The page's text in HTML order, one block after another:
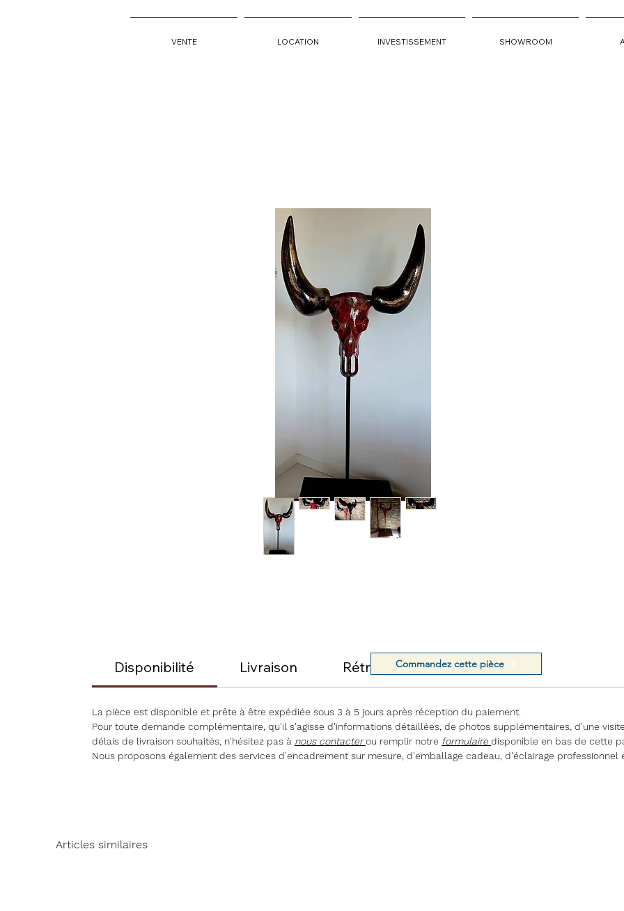
VENTE LOCATION INVESTISSEMENT SHOWROOM
Disponibilité Livraison Rétractation
La pièce est disponible et prête à être expédiée sous 3 à 5 jours après réception du paiement.
Pour toute demande complémentaire, qu'il s'agisse d'informations détaillées, de photos supplémentaires, d'une
délais de livraison souhaités, n'hésitez pas à nous contacterou remplir notre formulaire disponible en bas de cette
Nous proposons également des services d'encadrement sur mesure, d'emballage cadeau, d'éclairage professionnel
Commandez cette pièce
Articles similaires